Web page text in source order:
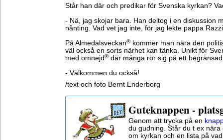
Står han där och predikar för Svenska kyrkan?
- Nä, jag skojar bara. Han deltog i en diskussion
nånting. Vad vet jag inte, för jag lekte pappa
På Almedalsveckan® kommer man nära den
väl också en sorts närhet kan tänka. Unikt för
med omnejd® där många rör sig på ett
- Välkommen du också!
/text och foto Bernt Enderborg
Guteknappen -
Genom att trycka på en
du gudning. Står du t ex
om kyrkan och en lista på